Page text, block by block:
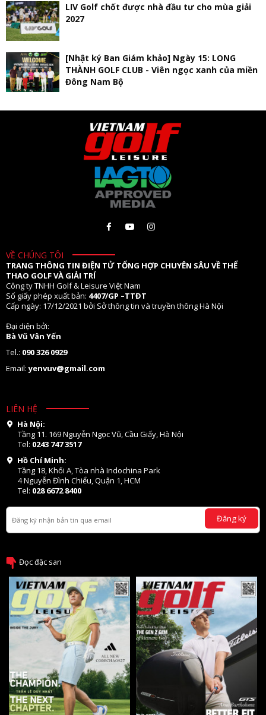
LIV Golf chốt được nhà đầu tư cho mùa giải
2027
[Nhật ký Ban Giám khảo] Ngày 15: LONG
THÀNH GOLF CLUB - Viên ngọc xanh của miền
Đông Nam Bộ
VỀ CHÚNG TÔI
TRANG THÔNG TIN ĐIỆN TỬ TỔNG HỢP CHUYÊN SÂU VỀ THỂ
THAO GOLF VÀ GIẢI TRÍ
Công ty TNHH Golf & Leisure Việt Nam
Số giấy phép xuất bản: 4407/GP –TTĐT
Cấp ngày: 17/12/2021 bởi Sở thông tin và truyền thông Hà Nội
Đại diện bởi:
Bà Vũ Vân Yến
Tel.: 090 326 0929
Email:yenvuv@gmail.com
LIÊN HỆ
Hà Nội:
Tầng 11. 169 Nguyễn Ngọc Vũ, Cầu Giấy, Hà Nội
Tel: 0243 747 3517
Hồ Chí Minh:
Tầng 18, Khối A, Tòa nhà Indochina Park
4 Nguyễn Đình Chiểu, Quận 1, HCM
Tel: 028 6672 8400
Đăng ký
Đọc đặc san